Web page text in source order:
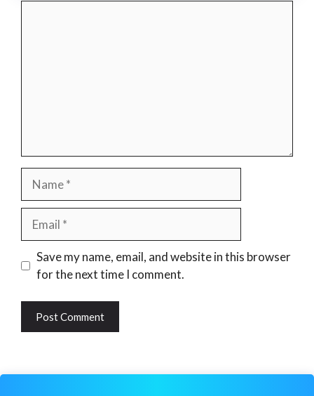
Website
Save my name, email, and website in this browser
for the next time I comment.